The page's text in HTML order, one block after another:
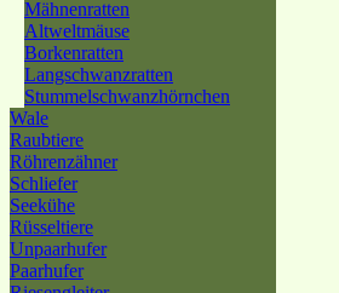
Mähnenratten
Altweltmäuse
Borkenratten
Langschwanzratten
Stummelschwanzhörnchen
Wale
Raubtiere
Röhrenzähner
Schliefer
Seekühe
Rüsseltiere
Unpaarhufer
Paarhufer